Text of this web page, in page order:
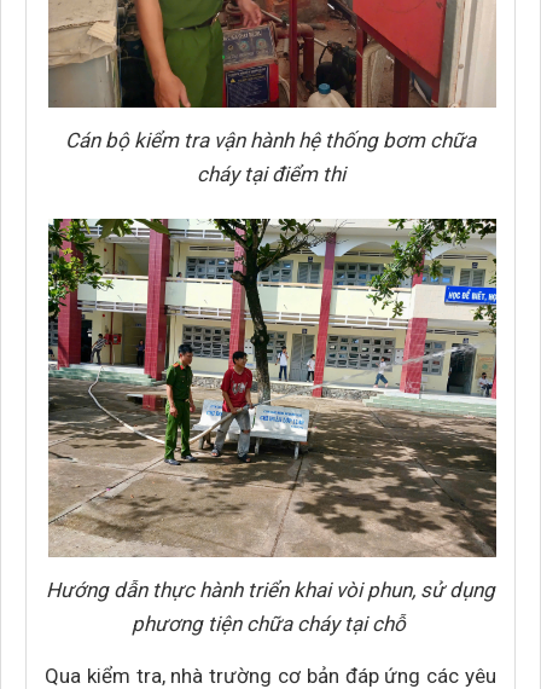
Cán bộ kiểm tra vận hành hệ thống bơm chữa
cháy tại điểm thi
Hướng dẫn thực hành triển khai vòi phun, sử dụng
phương tiện chữa cháy tại chỗ
Qua kiểm tra, nhà trường cơ bản đáp ứng các yêu